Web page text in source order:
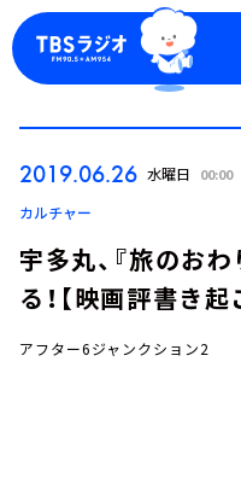
2019.06.26 水曜日 00:00
カルチャー
宇多丸、『旅のお
る！【映画評書き
アフター6ジャンクション2